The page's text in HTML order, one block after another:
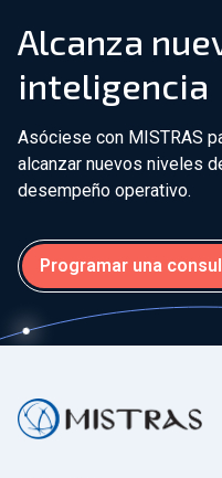
Alcanza
inteligencia
Asóciese con MISTRAS
alcanzar nuevos niveles
desempeño operativo.
Programar una